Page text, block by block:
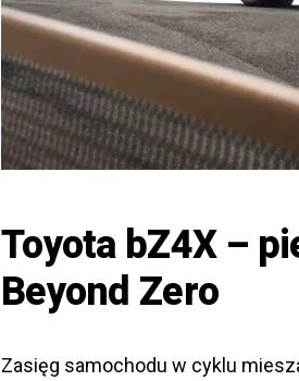
Toyota bZ4X –
Beyond Zero
Zasięg samochodu w cyklu